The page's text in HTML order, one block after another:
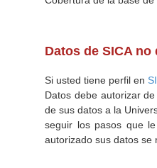
Datos de SICA
Si usted tiene perfil en
Datos debe autorizar
de sus datos a la
seguir los pasos que
autorizado sus datos se